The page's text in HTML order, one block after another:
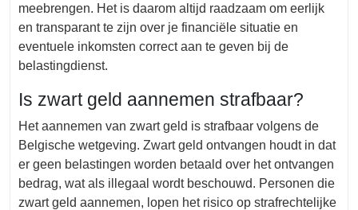
meebrengen. Het is daarom altijd raadzaam om eerlijk
en transparant te zijn over je financiële situatie en
eventuele inkomsten correct aan te geven bij de
belastingdienst.
Is zwart geld aannemen strafbaar?
Het aannemen van zwart geld is strafbaar volgens de
Belgische wetgeving. Zwart geld ontvangen houdt in dat
er geen belastingen worden betaald over het ontvangen
bedrag, wat als illegaal wordt beschouwd. Personen die
zwart geld aannemen, lopen het risico op strafrechtelijke